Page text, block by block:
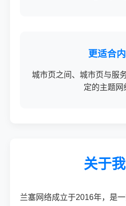
更适合
城市页之间、城市页与服
定的主题网
关于
兰塞网络成立于2016年，是